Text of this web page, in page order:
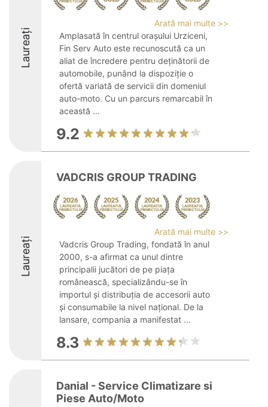
Laureați
Arată mai multe >>
Amplasată în centrul orașului Urziceni,
Fin Serv Auto este recunoscută ca un
aliat de încredere pentru deținătorii de
automobile, punând la dispoziție o
ofertă variată de servicii din domeniul
auto-moto. Cu un parcurs remarcabil în
această ...
9.2
Laureați
VADCRIS GROUP TRADING
Arată mai multe >>
Vadcris Group Trading, fondată în anul
2000, s-a afirmat ca unul dintre
principalii jucători de pe piața
românească, specializându-se în
importul și distribuția de accesorii auto
și consumabile la nivel național. De la
lansare, compania a manifestat ...
8.3
Danial - Service Climatizare si
Piese Auto/Moto